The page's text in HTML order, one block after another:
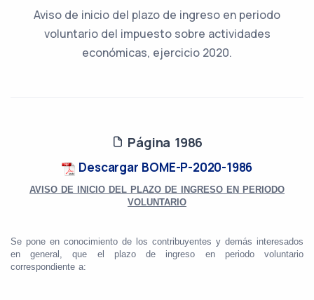
Aviso de inicio del plazo de ingreso en periodo
voluntario del impuesto sobre actividades
económicas, ejercicio 2020.
Página 1986
Descargar BOME-P-2020-1986
AVISO DE INICIO DEL PLAZO DE INGRESO EN PERIODO
VOLUNTARIO
Se pone en conocimiento de los contribuyentes y demás interesados
en general, que el plazo de ingreso en periodo voluntario
correspondiente a: